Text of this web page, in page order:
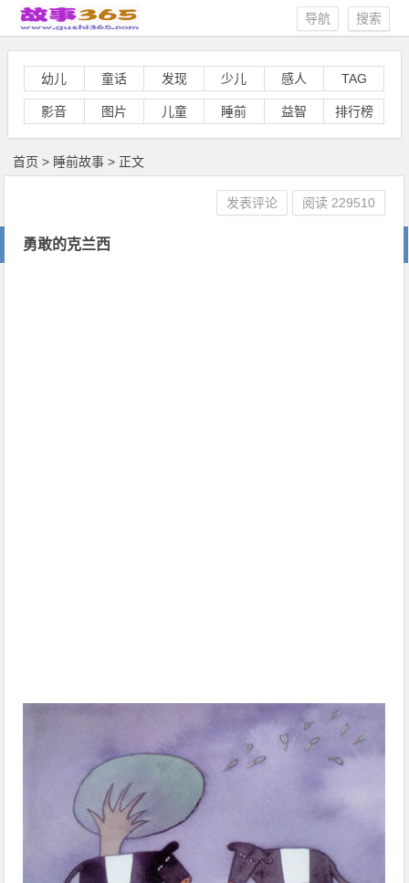
搜索
导航
幼儿 童话 发现 少儿 感人 TAG
影音 图片 儿童 睡前 益智 排行榜
首页 > 睡前故事 > 正文
勇敢的克兰西
发表评论 阅读 229510